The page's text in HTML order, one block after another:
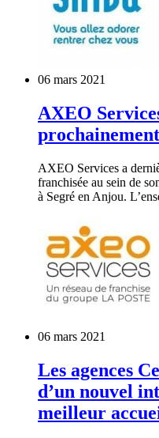
06 mars 2021
AXEO
AXEO Services a
franchisée au sein de
à Segré en Anjou.
06 mars 2021
Les agences
d’un nouvel
meilleur